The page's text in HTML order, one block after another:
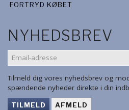
FORTRYD KØBET
NYHEDSBREV
EMAIL-
ADRESSE
Tilmeld dig vores nyhedsbrev og
spændende nyheder direkte i din
TILMELD AFMELD